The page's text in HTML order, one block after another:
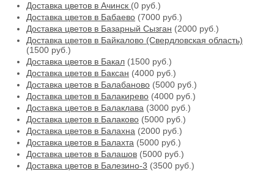
Доставка цветов в Ачинск (0 руб.)
Доставка цветов в Бабаево (7000 руб.)
Доставка цветов в Базарный Сызган (2000 руб.)
Доставка цветов в Байкалово (Свердловская область)
(1500 руб.)
Доставка цветов в Бакал (1500 руб.)
Доставка цветов в Баксан (4000 руб.)
Доставка цветов в Балабаново (5000 руб.)
Доставка цветов в Балакирево (4000 руб.)
Доставка цветов в Балаклава (3000 руб.)
Доставка цветов в Балаково (5000 руб.)
Доставка цветов в Балахна (2000 руб.)
Доставка цветов в Балахта (5000 руб.)
Доставка цветов в Балашов (5000 руб.)
Доставка цветов в Балезино-3 (3500 руб.)